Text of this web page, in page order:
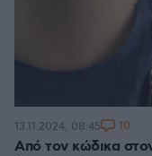
Από τον κώδικα
13.11.2024, 08:45 10